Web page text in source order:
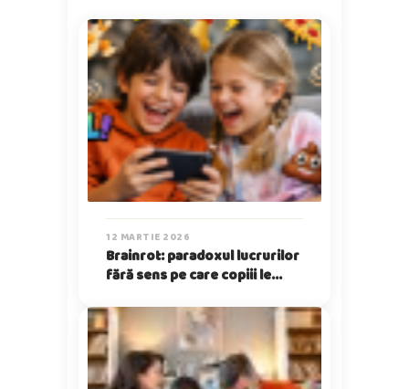
12 MARTIE 2026
Brainrot: paradoxul lucrurilor
fără sens pe care copiii le